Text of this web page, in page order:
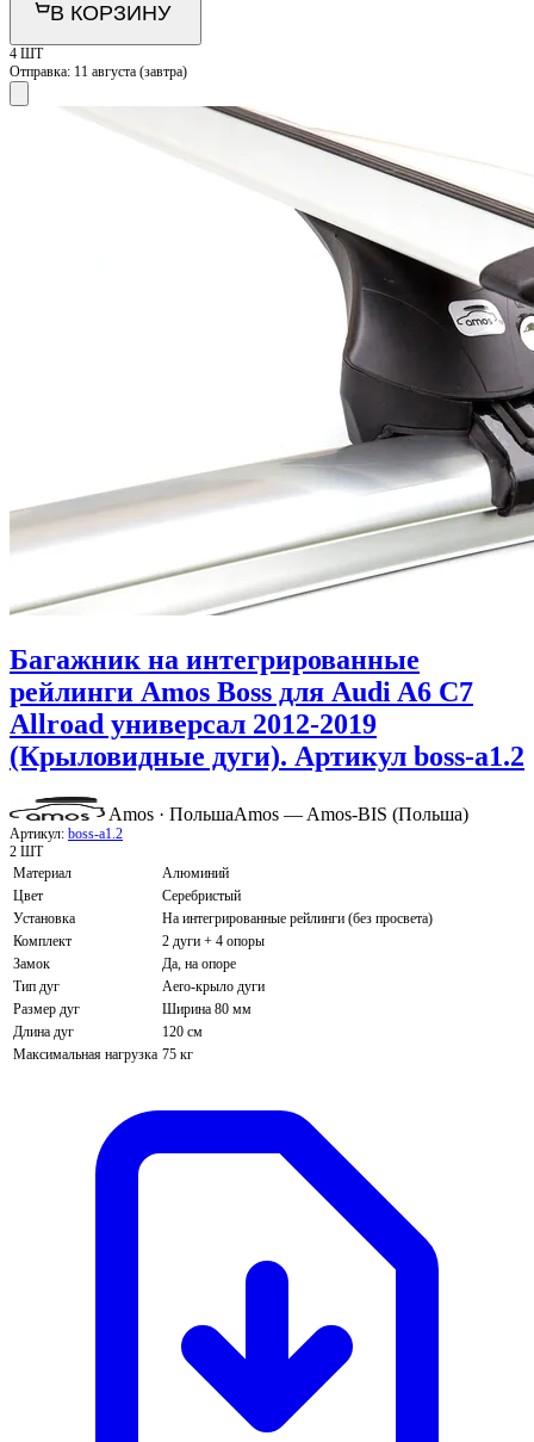
В КОРЗИНУ
4 ШТ
Отправка: 11 августа (завтра)
Багажник на интегрированные
рейлинги Amos Boss для Audi A6 C7
Allroad универсал 2012-2019
(Крыловидные дуги). Артикул boss-a1.2
Amos · ПольшаAmos — Amos-BIS (Польша)
Артикул: boss-a1.2
2 ШТ
Материал
Алюминий
Цвет
Серебристый
Установка
На интегрированные рейлинги (без просвета)
Комплект
2 дуги + 4 опоры
Замок
Да, на опоре
Тип дуг
Aero-крыло дуги
Размер дуг
Ширина 80 мм
Длина дуг
120 см
Максимальная нагрузка 75 кг